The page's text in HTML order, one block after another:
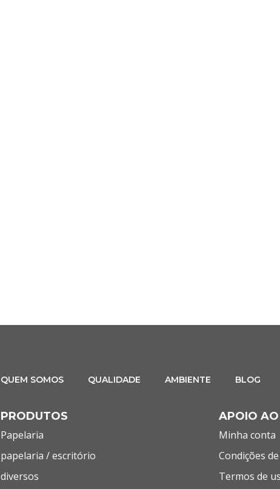
QUEM SOMOS QUALIDADE AMBIENTE BLOG
PRODUTOS
Papelaria
papelaria / escritório
diversos
APOIO AO
Minha conta
Condições
Termos de